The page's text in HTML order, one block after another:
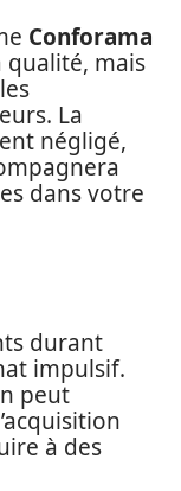
Conforama
qualité, mais
La
négligé,
dans votre
durant
impulsif.
peut
à des